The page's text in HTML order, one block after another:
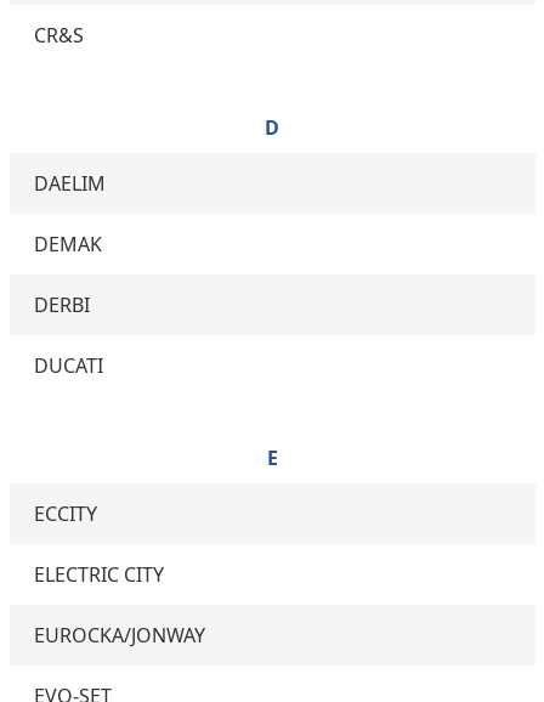
CR&S
D
DAELIM
DEMAK
DERBI
DUCATI
E
ECCITY
ELECTRIC CITY
EUROCKA/JONWAY
EVO-SET